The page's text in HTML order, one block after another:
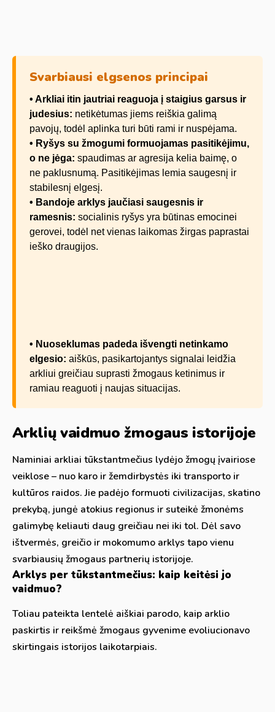
Svarbiausi elgsenos principai
• Arkliai itin jautriai reaguoja į staigius garsus ir
judesius: netikėtumas jiems reiškia galimą
pavojų, todėl aplinka turi būti rami ir nuspėjama.
• Ryšys su žmogumi formuojamas pasitikėjimu,
o ne jėga: spaudimas ar agresija kelia baimę, o
ne paklusnumą. Pasitikėjimas lemia saugesnį ir
stabilesnį elgesį.
• Bandoje arklys jaučiasi saugesnis ir
ramesnis: socialinis ryšys yra būtinas emocinei
gerovei, todėl net vienas laikomas žirgas paprastai
ieško draugijos.
• Nuoseklumas padeda išvengti netinkamo
elgesio: aiškūs, pasikartojantys signalai leidžia
arkliui greičiau suprasti žmogaus ketinimus ir
ramiau reaguoti į naujas situacijas.
Arklių vaidmuo žmogaus istorijoje
Naminiai arkliai tūkstantmečius lydėjo žmogų įvairiose
veiklose – nuo karo ir žemdirbystės iki transporto ir
kultūros raidos. Jie padėjo formuoti civilizacijas, skatino
prekybą, jungė atokius regionus ir suteikė žmonėms
galimybę keliauti daug greičiau nei iki tol. Dėl savo
ištvermės, greičio ir mokomumo arklys tapo vienu
svarbiausių žmogaus partnerių istorijoje.
Arklys per tūkstantmečius: kaip keitėsi jo
vaidmuo?
Toliau pateikta lentelė aiškiai parodo, kaip arklio
paskirtis ir reikšmė žmogaus gyvenime evoliucionavo
skirtingais istorijos laikotarpiais.